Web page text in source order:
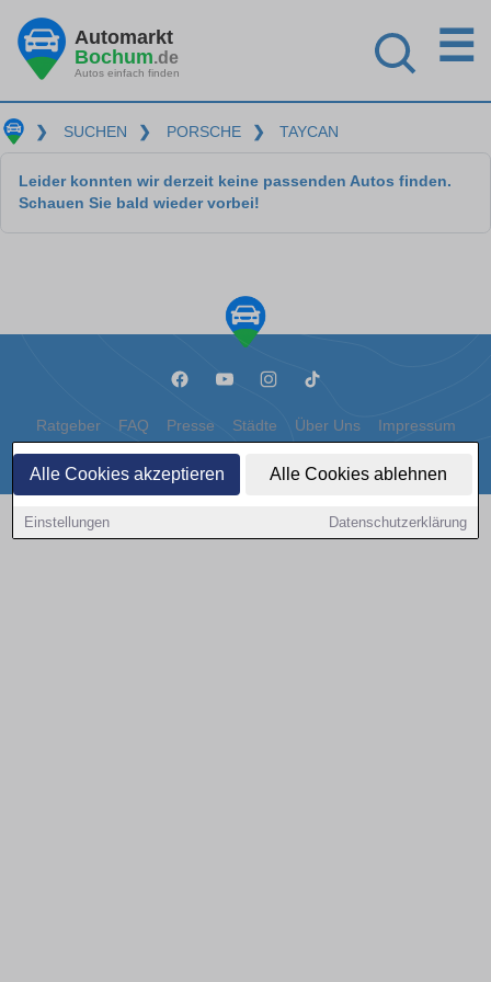
Alle Cookies akzeptieren Alle Cookies ablehnen
Einstellungen Datenschutzerklärung
Automarkt
Bochum.de
Autos einfach finden
☰
❯ SUCHEN ❯ PORSCHE ❯ TAYCAN
Leider konnten wir derzeit keine passenden Autos finden.
Schauen Sie bald wieder vorbei!
Ratgeber FAQ Presse Städte Über Uns Impressum
Datenschutz Cookies
Copyright © 2000 - 2026 | 1A Infosysteme GmbH | Content by: 1a-sites-autos